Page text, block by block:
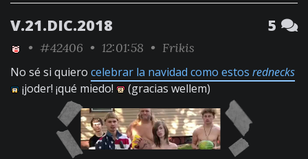
V.21.DIC.2018 5
• #42406 • 12:01:58 • Frikis
No sé si quiero celebrar la navidad como estos rednecks
¡joder! ¡qué miedo!
(gracias wellem)